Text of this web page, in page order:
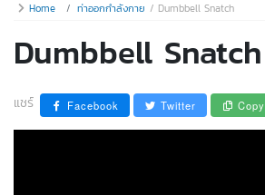
Home ท่าออกกำลังกาย Dumbbell Snatch
Dumbbell Snatch
แชร์ Facebook Twitter Copy